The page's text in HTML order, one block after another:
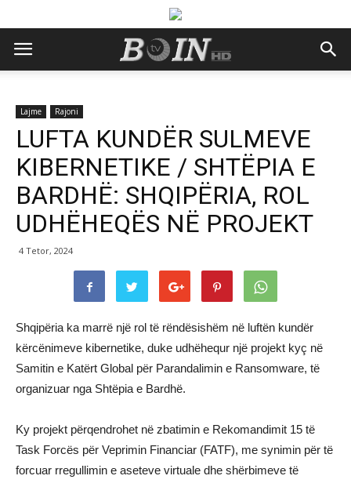
Lajme Rajoni
LUFTA KUNDËR SULMEVE
KIBERNETIKE / SHTËPIA E
BARDHË: SHQIPËRIA, ROL
UDHËHEQËS NË PROJEKT
4 Tetor, 2024
Shqipëria ka marrë një rol të rëndësishëm në luftën kundër
kërcënimeve kibernetike, duke udhëhequr një projekt kyç në
Samitin e Katërt Global për Parandalimin e Ransomware, të
organizuar nga Shtëpia e Bardhë.
Ky projekt përqendrohet në zbatimin e Rekomandimit 15 të
Task Forcës për Veprimin Financiar (FATF), me synimin për të
forcuar rregullimin e aseteve virtuale dhe shërbimeve të